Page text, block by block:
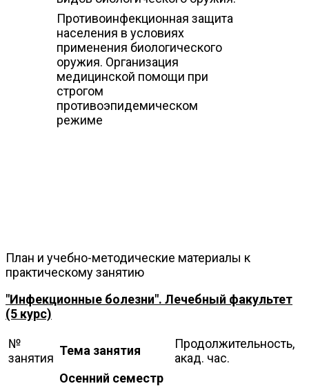
Противоинфекционная защита
населения в условиях
применения биологического
оружия. Организация
медицинской помощи при
строгом
противоэпидемическом
режиме
План и учебно-методические материалы к
практическому занятию
"Инфекционные болезни". Лечебный факультет
(5 курс)
№
занятия
Тема занятия
Продолжительность,
акад. час.
Осенний семестр